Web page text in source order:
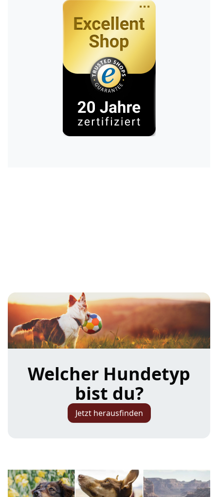
Welcher Hundetyp
bist du?
Jetzt herausfinden